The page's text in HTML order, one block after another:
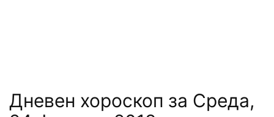
Дневен хороскоп за Среда,